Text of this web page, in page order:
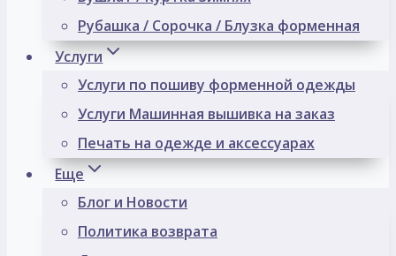
Рубашка / Сорочка / Блузка форменная
Услуги
Услуги по пошиву форменной одежды
Услуги Машинная вышивка на заказ
Печать на одежде и аксессуарах
Еще
Блог и Новости
Политика возврата